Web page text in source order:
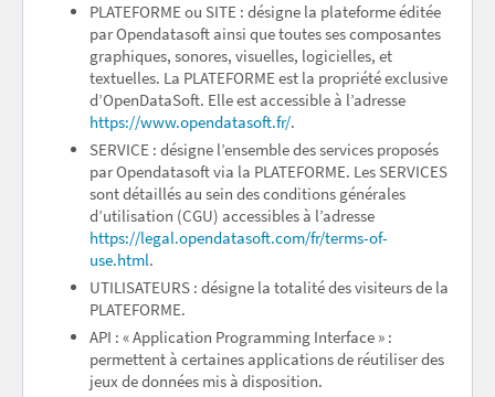
PLATEFORME ou SITE : désigne la plateforme éditée
par Opendatasoft ainsi que toutes ses composantes
graphiques, sonores, visuelles, logicielles, et
textuelles. La PLATEFORME est la propriété exclusive
d’OpenDataSoft. Elle est accessible à l’adresse
https://www.opendatasoft.fr/.
SERVICE : désigne l’ensemble des services proposés
par Opendatasoft via la PLATEFORME. Les SERVICES
sont détaillés au sein des conditions générales
d’utilisation (CGU) accessibles à l’adresse
https://legal.opendatasoft.com/fr/terms-of-
use.html.
UTILISATEURS : désigne la totalité des visiteurs de la
PLATEFORME.
API : « Application Programming Interface » :
permettent à certaines applications de réutiliser des
jeux de données mis à disposition.